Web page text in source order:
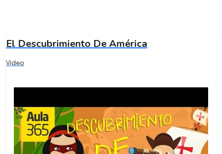
El Descubrimiento De América
Video